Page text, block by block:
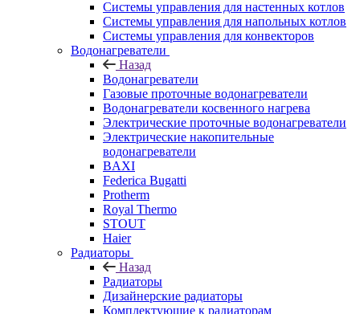
Системы управления для настенных котлов
Системы управления для напольных котлов
Системы управления для конвекторов
Водонагреватели
Назад
Водонагреватели
Газовые проточные водонагреватели
Водонагреватели косвенного нагрева
Электрические проточные водонагреватели
Электрические накопительные
водонагреватели
BAXI
Federica Bugatti
Protherm
Royal Thermo
STOUT
Haier
Радиаторы
Назад
Радиаторы
Дизайнерские радиаторы
Комплектующие к радиаторам